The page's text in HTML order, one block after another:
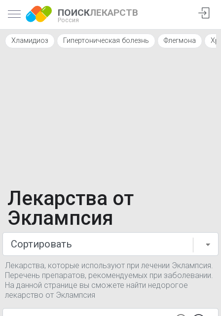
ПОИСКЛЕКАРСТВ
Россия
Хламидиоз Гипертоническая болезнь Флегмона
Лекарства от
Эклампсия
Лекарства, которые используют при лечении Эклампсия.
Перечень препаратов, рекомендуемых при заболевании.
На данной странице вы сможете найти недорогое
лекарство от Эклампсия